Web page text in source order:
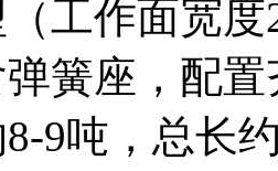
工作面宽
簧座，配
9吨，总长